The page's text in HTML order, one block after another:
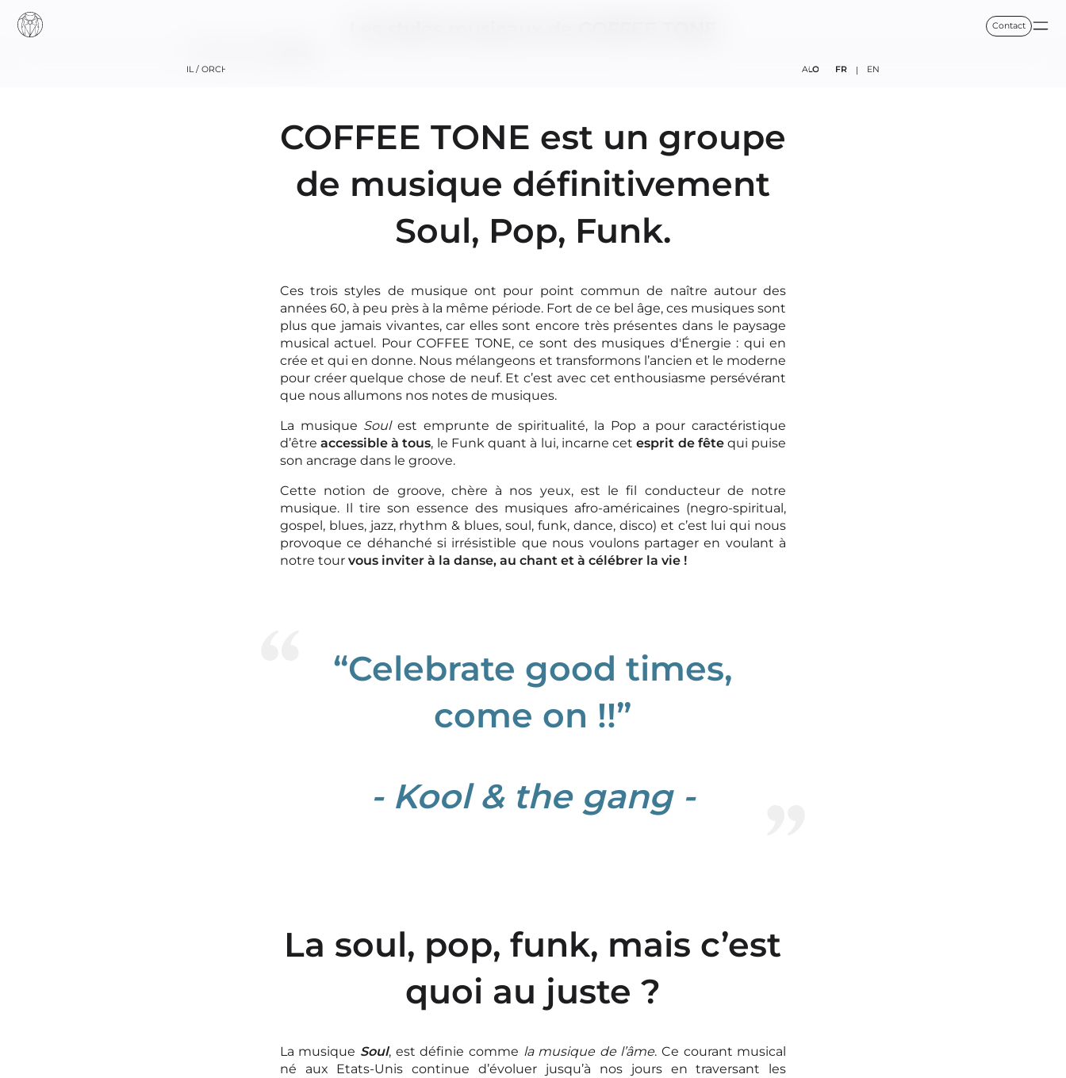
Contact
ACCUEIL / ORCHESTRE FAQ
BLOG FR | EN
COFFEE TONE est un groupe
de musique définitivement
Soul, Pop, Funk.
Ces trois styles de musique ont pour point commun de naître autour des
années 60, à peu près à la même période. Fort de ce bel âge, ces musiques sont
plus que jamais vivantes, car elles sont encore très présentes dans le paysage
musical actuel. Pour COFFEE TONE, ce sont des musiques d'Énergie : qui en
crée et qui en donne. Nous mélangeons et transformons l’ancien et le moderne
pour créer quelque chose de neuf. Et c’est avec cet enthousiasme persévérant
que nous allumons nos notes de musiques.
La musique Soulest emprunte de spiritualité, la Pop a pour caractéristique
d’êtreaccessible à tous, le Funk quant à lui, incarne cetesprit de fêtequi puise
son ancrage dans le groove.
Cette notion de groove, chère à nos yeux, est le fil conducteur de notre
musique. Il tire son essence des musiques afro-américaines (negro-spiritual,
gospel, blues, jazz, rhythm & blues, soul, funk, dance, disco) et c’est lui qui nous
provoque ce déhanché si irrésistible que nous voulons partager en voulant à
notre tour vous inviter à la danse, au chant et à célébrer la vie !
“Celebrate good times,
come on !!”
- Kool & the gang -
La soul, pop, funk, mais c’est
quoi au juste ?
La musique Soul, est définie comme la musique de l’âme. Ce courant musical
né aux Etats-Unis continue d’évoluer jusqu’à nos jours en traversant les
contact@coffeetone.fr
+33 (0)6 16 21 40 04